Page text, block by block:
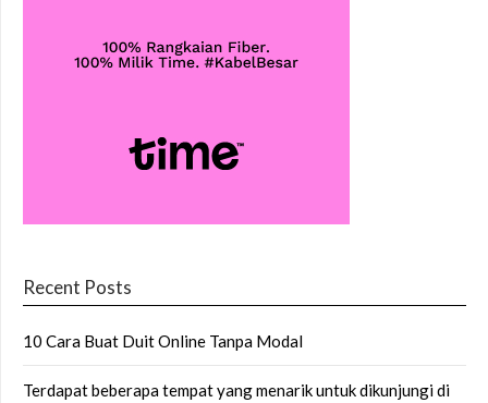
Recent Posts
10 Cara Buat Duit Online Tanpa Modal
Terdapat beberapa tempat yang menarik untuk dikunjungi di